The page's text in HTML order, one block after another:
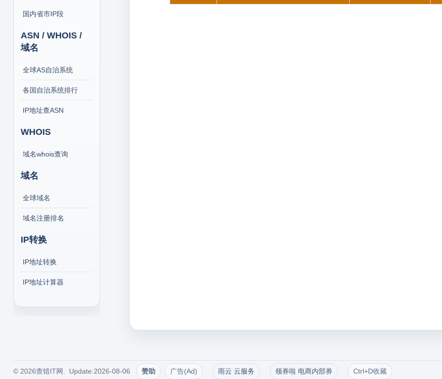
国内省市IP段
ASN / WHOIS /
域名
全球AS自治系统
各国自治系统排行
IP地址查ASN
WHOIS
域名whois查询
域名
全球域名
域名注册排名
IP转换
IP地址转换
IP地址计算器
© 2026查错IT网. Update:2026-08-06 赞助 广告(Ad) 雨云 云服务 领券啦 电商内部券 Ctrl+D收藏